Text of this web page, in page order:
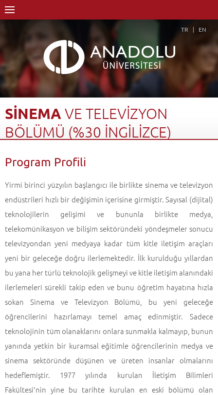
TR EN
SİNEMA VE TELEVİZYON
BÖLÜMÜ (%30 İNGİLİZCE)
Sinema ve Televizyon Bölümü (%30 İngilizce)
Program Profili
Yirmi birinci yüzyılın başlangıcı ile birlikte sinema ve televizyon
endüstrileri hızlı bir değişimin içerisine girmiştir. Sayısal (dijital)
teknolojilerin gelişimi ve bununla birlikte medya,
telekomünikasyon ve bilişim sektöründeki yöndeşmeler sonucu
televizyondan yeni medyaya kadar tüm kitle iletişim araçları
yeni bir geleceğe doğru ilerlemektedir. İlk kurulduğu yıllardan
bu yana her türlü teknolojik gelişmeyi ve kitle iletişim alanındaki
ilerlemeleri sürekli takip eden ve bunu öğretim hayatına hızla
sokan Sinema ve Televizyon Bölümü, bu yeni geleceğe
öğrencilerini hazırlamayı temel amaç edinmiştir. Sadece
teknolojinin tüm olanaklarını onlara sunmakla kalmayıp, bunun
yanında yetkin bir kuramsal eğitimle öğrencilerinin medya ve
sinema sektöründe düşünen ve üreten insanlar olmalarını
hedeflemiştir. 1977 yılında kurulan İletişim Bilimleri
Fakültesi'nin yine bu tarihte kurulan en eski bölümü olan